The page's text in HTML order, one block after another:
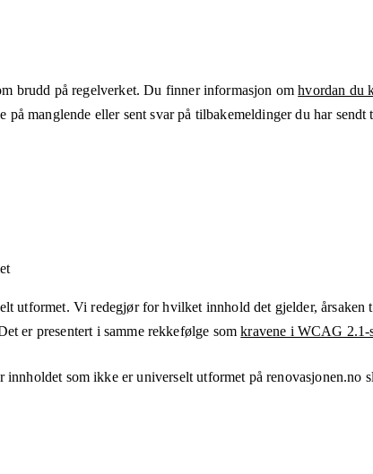
brudd på regelverket. Du finner informasjon omhvordan du
på manglende eller sent svar på tilbakemeldinger du har sendt
utformet. Vi redegjør for hvilket innhold det gjelder,
er presentert i samme rekkefølge somkravene i WCAG 2.1-
innholdet som ikke er universelt utformet pårenovasjonen.no